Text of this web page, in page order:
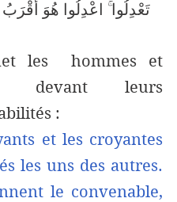
تَعْدِلُوا ۚ اعْدِلُوا هُوَ
les  hommes et
devant leurs
:
et les croyantes
les uns des autres.
le convenable,